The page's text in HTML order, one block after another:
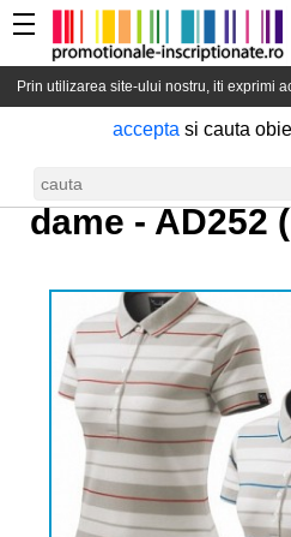
Tricou polo
dame -AD252
Prin utilizarea site-ului nostru, iti exprimi
accepta si cauta